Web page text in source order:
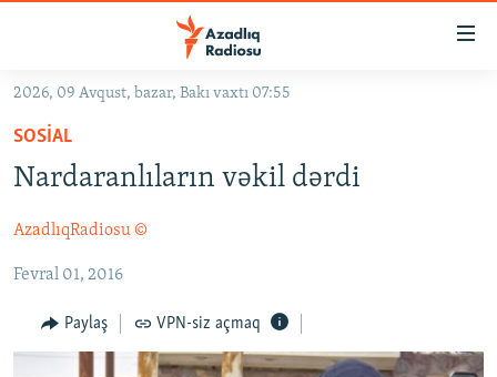
Əsas
qayıt
Əsas
qayıt
keç
GÜNDƏM
#İZAHLA
#ƏSLINDƏ
FƏRQƏ BAX
QANUNI DOĞRU
ARAŞDIRMA
2026, 09 Avqust, bazar, Bakı vaxtı 07:55
SOSIAL
Nardaranlıların vəkil dərdi
AzadlıqRadiosu ©
Fevral 01, 2016
Paylaş VPN-siz açmaq